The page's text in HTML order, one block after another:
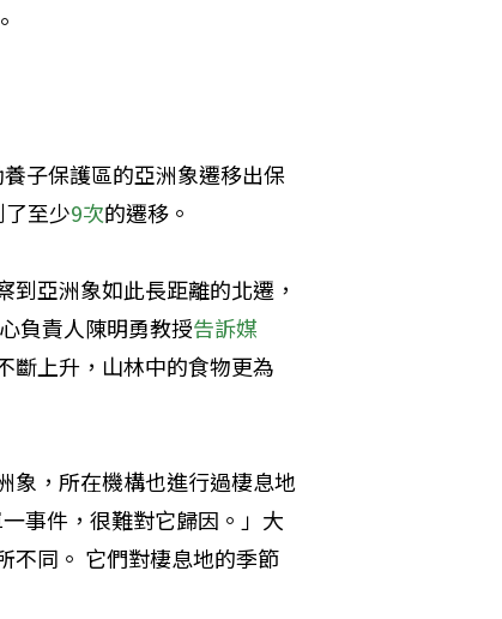
子保護區的亞洲象遷移出保
至少9次的遷移。
亞洲象如此長距離的北遷，
負責人陳明勇教授告訴媒
斷上升，山林中的食物更為
象，所在機構也進行過棲息地
事件，很難對它歸因。」大
不同。 它們對棲息地的季節